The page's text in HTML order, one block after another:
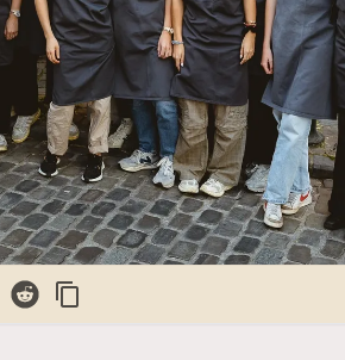
Reddit